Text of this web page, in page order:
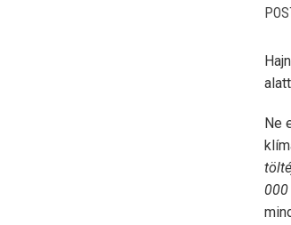
Ne
000